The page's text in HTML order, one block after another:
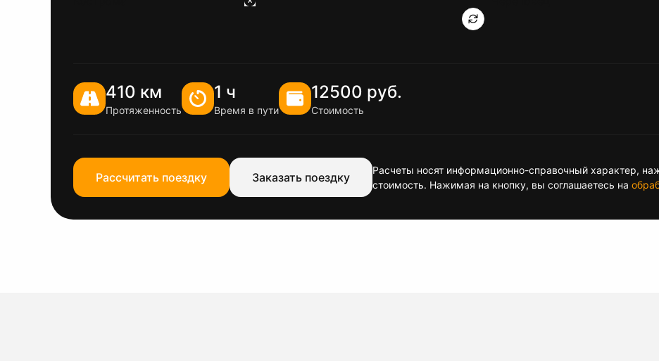
410 км
Протяженность
1 ч
Время в пути
12500 руб.
Стоимость
Рассчитать поездку Заказать поездку
Расчеты носят информационно-справочный характер,
стоимость. Нажимая на кнопку, вы соглашаетесь на